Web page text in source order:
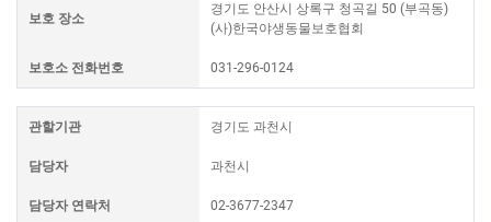
보호 장소
경기도 안산시 상록구 청곡길 50 (부곡동)
(사)한국야생동물보호협회
보호소 전화번호 031-296-0124
관할기관 경기도 과천시
담당자 과천시
담당자 연락처 02-3677-2347